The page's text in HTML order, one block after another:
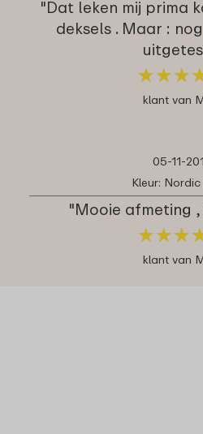
"Dat leken mij prima
deksels . Maar :
★★★
★★★
klant van
05-11-
Kleur:
"Mooie afmeting
★★★
★★★
klant van